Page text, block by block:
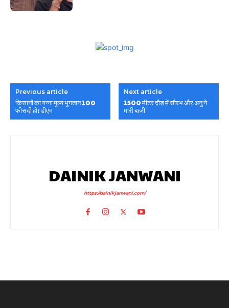
Previous article
किसानों का गन्ना मूल्य भुगतान 100
फीसदी हो: डीएम
Next article
1500 मीटर दौड़ में सौरभ और अनु ने
मारी बाजी
DAINIK JANWANI
https://dainikjanwani.com/